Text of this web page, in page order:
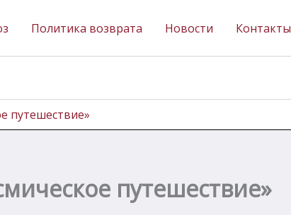
Политика возврата Новости Контакты
путешествие»
путешествие»